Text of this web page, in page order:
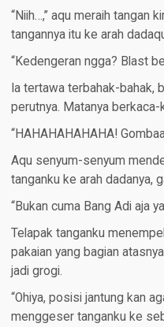
“Niih…,” aqu meraih tangan
tangannya itu ke arah
“Kedengeran ngga? Blast
Ia tertawa terbahak-bahak,
perutnya. Matanya
“HAHAHAHAHAHA!
Aqu senyum-senyum
tanganku ke arah dadanya,
“Bukan cuma Bang Adi aja
Telapak tanganku
pakaian yang bagian
jadi grogi.
“Ohiya, posisi jantung kan
menggeser tanganku ke